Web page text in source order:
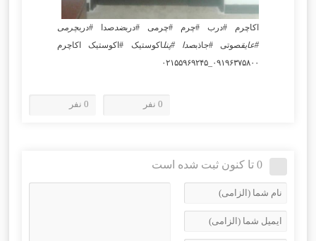
اکاچرم #درب #چرم #چرمی #دربضدصدا #دربچرمی
#عایقصوتی #جاذبصدا #پنلاکوستیک #اکوستیک اکاچرم
۰۹۱۹۶۳۷۵۸۰۰_۰۲۱۵۵۹۶۹۲۴۵
0 نفر 0 نفر
0 تا کنون ثبت شده است